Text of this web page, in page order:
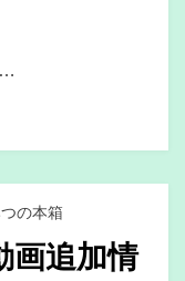
…
の本箱
画追加情